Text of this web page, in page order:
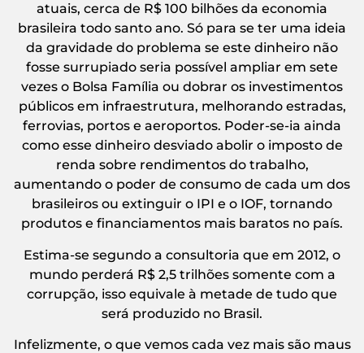
atuais, cerca de R$ 100 bilhões da economia
brasileira todo santo ano. Só para se ter uma ideia
da gravidade do problema se este dinheiro não
fosse surrupiado seria possível ampliar em sete
vezes o Bolsa Família ou dobrar os investimentos
públicos em infraestrutura, melhorando estradas,
ferrovias, portos e aeroportos. Poder-se-ia ainda
como esse dinheiro desviado abolir o imposto de
renda sobre rendimentos do trabalho,
aumentando o poder de consumo de cada um dos
brasileiros ou extinguir o IPI e o IOF, tornando
produtos e financiamentos mais baratos no país.
Estima-se segundo a consultoria que em 2012, o
mundo perderá R$ 2,5 trilhões somente com a
corrupção, isso equivale à metade de tudo que
será produzido no Brasil.
Infelizmente, o que vemos cada vez mais são maus